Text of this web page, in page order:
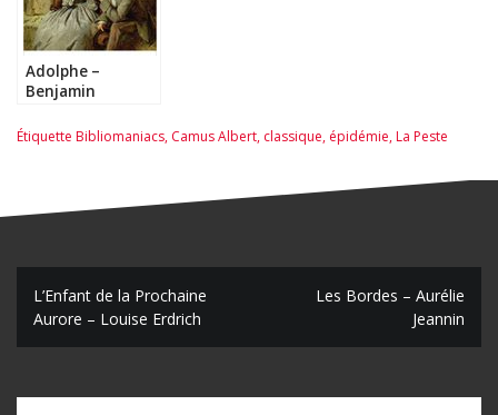
Adolphe –
Benjamin
Étiquette Bibliomaniacs, Camus Albert, classique, épidémie,La Peste
N
a
L’Enfant de la Prochaine
Aurore – Louise Erdrich
Les Bordes – Aurélie
Jeannin